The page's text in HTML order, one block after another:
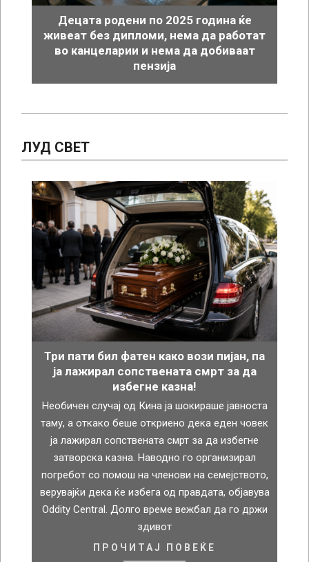
Децата родени по 2025 година ќе
живеат без дипломи, нема да работат
во канцеларии и нема да добиваат
пензија
ЛУД СВЕТ
Три пати бил фатен како вози пијан, па
ја лажирал сопствената смрт за да
избегне казна!
Необичен случај од Кина ја шокираше јавноста
таму, а откако беше откриено дека еден човек
ја лажирал сопствената смрт за да избегне
затворска казна. Наводно го организирал
погребот со помош на членови на семејството,
верувајќи дека ќе избега од правдата, објавува
Oddity Central. Долго време вежбал да го држи
здивот
ПРОЧИТАЈ ПОВЕЌЕ